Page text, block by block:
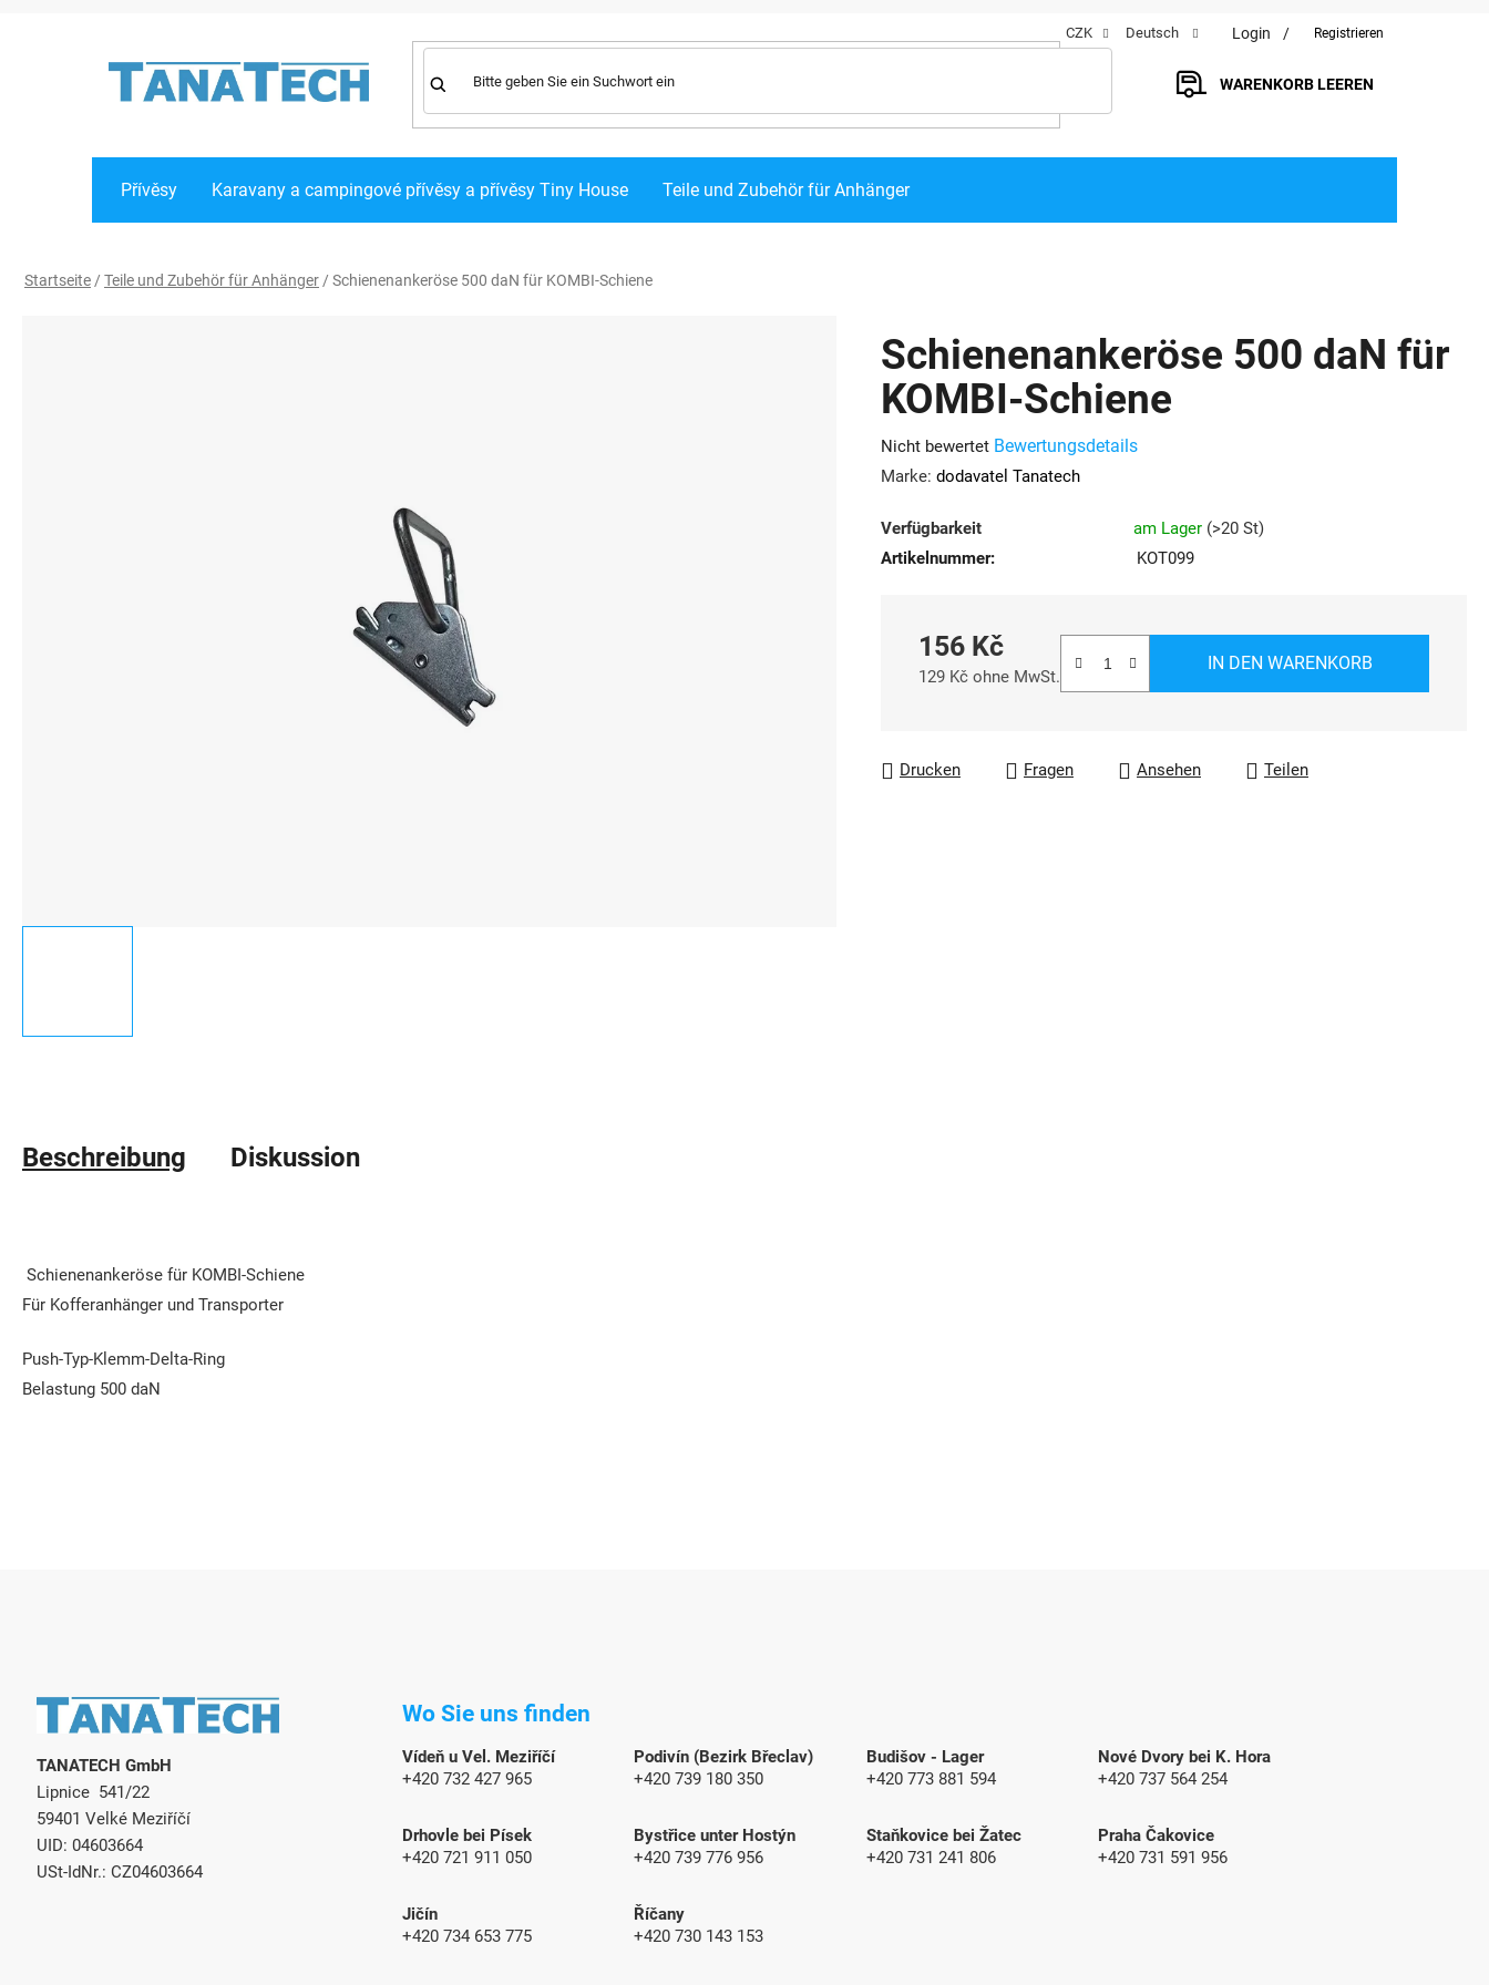
CZK Deutsch Login Registrieren
WARENKORB LEEREN
Přívěsy Karavany a campingové přívěsy a přívěsy Tiny House Teile und Zubehör für Anhänger
Startseite / Teile und Zubehör für Anhänger / Schienenankeröse 500 daN für KOMBI-Schiene
Schienenankeröse 500 daN für
KOMBI-Schiene
Die
durchschnittliche
ist
0,0
Sternen.
Nicht bewertet Bewertungsdetails
Marke: dodavatel Tanatech
Verfügbarkeit am Lager (>20 St)
Artikelnummer:
KOT099
156 Kč
129 Kč ohne MwSt.
IN DEN WARENKORB
Drucken Fragen Ansehen Teilen
Beschreibung Diskussion
Schienenankeröse für KOMBI-Schiene
Für Kofferanhänger und Transporter
Push-Typ-Klemm-Delta-Ring
Belastung 500 daN
TANATECH GmbH
Lipnice 541/22
59401 Velké Meziříčí
UID: 04603664
USt-IdNr.: CZ04603664
Wo Sie uns finden
Vídeň u Vel. Meziříčí
+420 732 427 965
Podivín (Bezirk Břeclav)
+420 739 180 350
Budišov - Lager
+420 773 881 594
Nové Dvory bei K. Hora
+420 737 564 254
Drhovle bei Písek
+420 721 911 050
Bystřice unter Hostýn
+420 739 776 956
Staňkovice bei Žatec
+420 731 241 806
Praha Čakovice
+420 731 591 956
Jičín
+420 734 653 775
Říčany
+420 730 143 153